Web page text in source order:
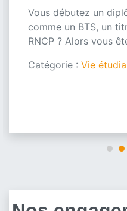
Vous débutez un
comme un BTS, un
RNCP ? Alors vous
Catégorie : Vie